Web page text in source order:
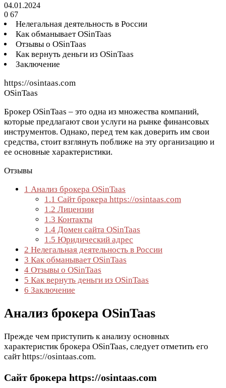
04.01.2024
0 67
Нелегальная деятельность в России
Как обманывает OSinTaas
Отзывы о OSinTaas
Как вернуть деньги из OSinTaas
Заключение
https://osintaas.com
OSinTaas
Брокер OSinTaas – это одна из множества компаний,
которые предлагают свои услуги на рынке финансовых
инструментов. Однако, перед тем как доверить им свои
средства, стоит взглянуть поближе на эту организацию и
ее основные характеристики.
Отзывы
1 Анализ брокера OSinTaas
1.1 Сайт брокера https://osintaas.com
1.2 Лицензии
1.3 Контакты
1.4 Домен сайта OSinTaas
1.5 Юридический адрес
2 Нелегальная деятельность в России
3 Как обманывает OSinTaas
4 Отзывы о OSinTaas
5 Как вернуть деньги из OSinTaas
6 Заключение
Анализ брокера OSinTaas
Прежде чем приступить к анализу основных
характеристик брокера OSinTaas, следует отметить его
сайт https://osintaas.com.
Сайт брокера https://osintaas.com